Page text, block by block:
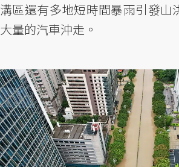
溝區還有多地短時間暴雨引發山
大量的汽車沖走。